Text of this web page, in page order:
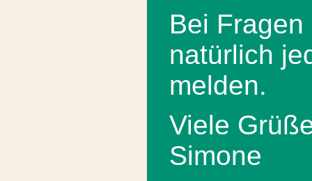
Bei
natürlich
melden.
Viele
Simone